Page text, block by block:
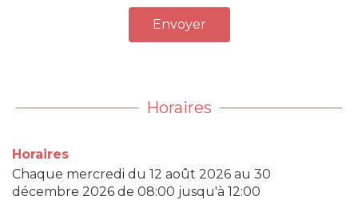
Envoyer
Horaires
Horaires
Chaque mercredi du 12 août 2026 au 30
décembre 2026 de 08:00 jusqu'à 12:00